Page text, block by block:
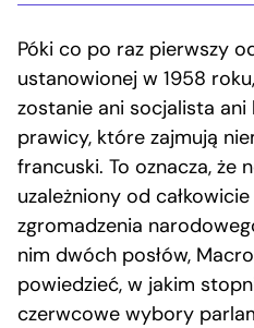
Póki co po raz pierwszy
ustanowionej w 1958
zostanie ani socjalista
prawicy, które zajmują
francuski. To oznacza, że
uzależniony od
zgromadzenia
nim dwóch posłów,
powiedzieć, w jakim
czerwcowe wybory